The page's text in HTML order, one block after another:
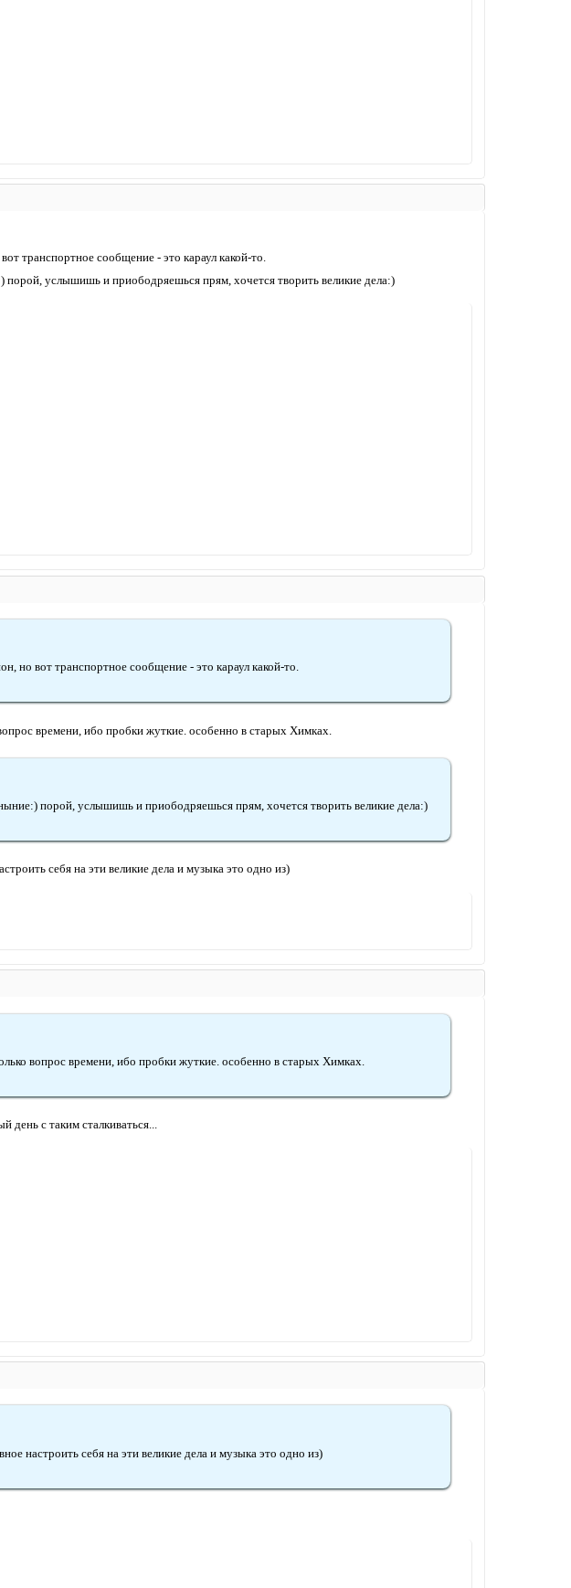
транспортное сообщение - это караул какой-то.
порой, услышишь и приободряешься прям, хочется творить великие дела:)
но вот транспортное сообщение - это караул какой-то.
времени, ибо пробки жуткие. особенно в старых Химках.
порой, услышишь и приободряешься прям, хочется творить великие дела:)
себя на эти великие дела и музыка это одно из)
вопрос времени, ибо пробки жуткие. особенно в старых Химках.
день с таким сталкиваться...
настроить себя на эти великие дела и музыка это одно из)